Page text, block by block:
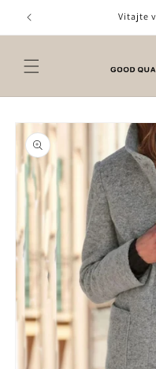
na
Vitajte
Prejsť na
informácie
o produkte